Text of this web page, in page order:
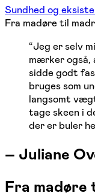
Sundhed og
Fra madøre til
“Jeg er selv
mærker også,
sidde godt
bruges som
langsomt
tage skeen i
der er buler
– Juliane
Fra madøre